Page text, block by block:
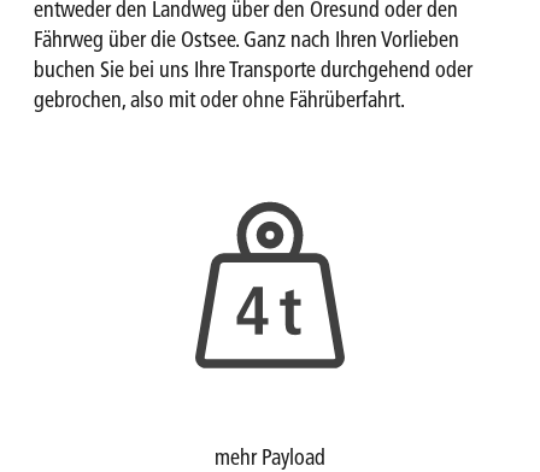
entweder den Landweg über den Öresund oder den
Fährweg über die Ostsee. Ganz nach Ihren Vorlieben
buchen Sie bei uns Ihre Transporte durchgehend oder
gebrochen, also mit oder ohne Fährüberfahrt.
mehr Payload